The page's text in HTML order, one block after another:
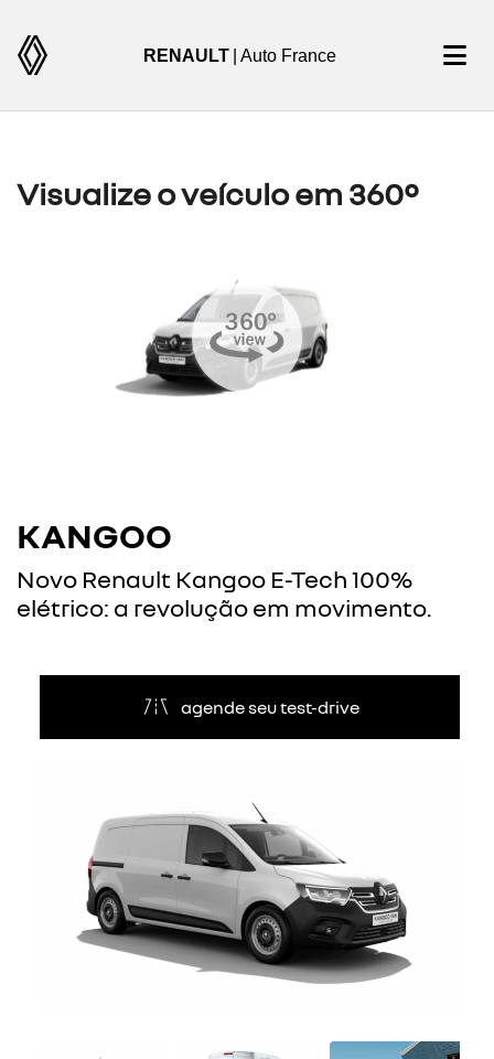
RENAULT | Auto France
Visualize o veículo em 360°
KANGOO
Novo Renault Kangoo E-Tech 100%
elétrico: a revolução em movimento.
agende seu test-drive
Anterior